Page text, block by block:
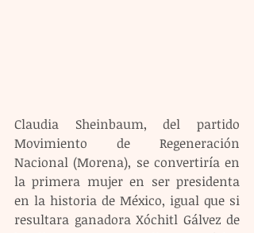
Claudia Sheinbaum, del partido
Movimiento de Regeneración
Nacional (Morena), se convertiría en
la primera mujer en ser presidenta
en la historia de México, igual que si
resultara ganadora Xóchitl Gálvez de